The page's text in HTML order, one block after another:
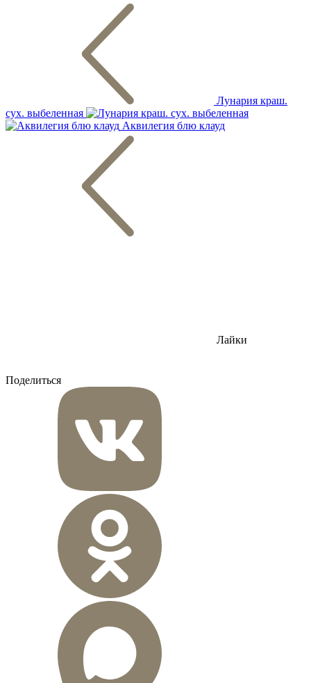
Лунария краш.
сух. выбеленная
Аквилегия блю клауд
Лайки
Поделиться